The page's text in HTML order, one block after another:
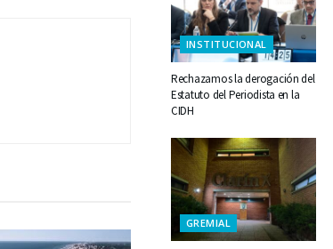
INSTITUCIONAL
Rechazamos la derogación del
Estatuto del Periodista en la
CIDH
GREMIAL